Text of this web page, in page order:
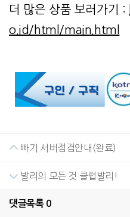
더 많은 상품 보러가기 :
o.id/html/main.html
빠기 서버점검안내(완료)
발리의 모든 것 클럽발리!
댓글목록 0